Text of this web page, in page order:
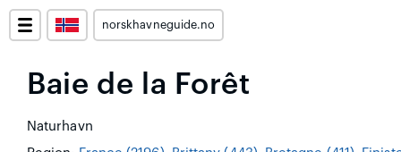
norskhavneguide.no
Baie de la Forêt
Naturhavn